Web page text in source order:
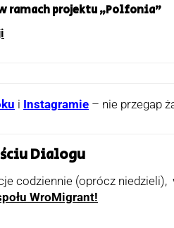
ramach projektu „Polfonia”
i Instagramie – nie przegap
Dialogu
codziennie (oprócz niedzieli),
WroMigrant!